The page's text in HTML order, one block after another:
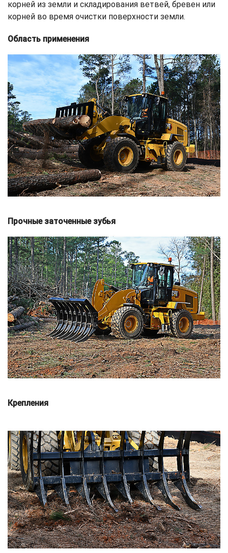
корней из земли и складирования ветвей, бревен или
корней во время очистки поверхности земли.
Область применения
Прочные заточенные зубья
Крепления